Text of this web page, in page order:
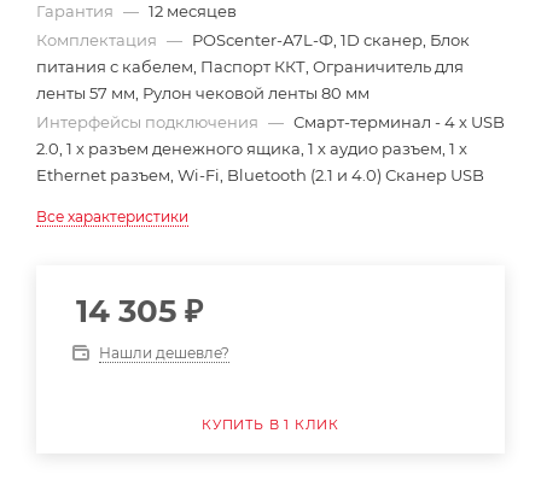
Гарантия — 12 месяцев
Комплектация — POSсenter-А7L-Ф, 1D сканер, Блок
питания с кабелем, Паспорт ККТ, Ограничитель для
ленты 57 мм, Рулон чековой ленты 80 мм
Интерфейсы подключения — Смарт-терминал - 4 х USB
2.0, 1 х разъем денежного ящика, 1 х аудио разъем, 1 х
Ethernet разъем, Wi-Fi, Bluetooth (2.1 и 4.0) Сканер USB
Все характеристики
14 305 ₽
Нашли дешевле?
КУПИТЬ В 1 КЛИК